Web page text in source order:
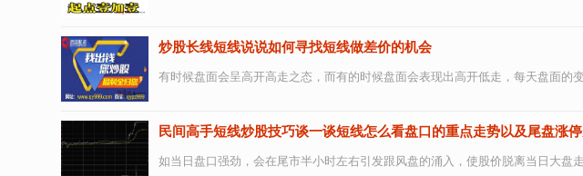
炒股长线短线说说如何寻找短线做差价的机会
有时候盘面会呈高开高走之态，而有的时候盘面会表现出高开低走，每天盘面
民间高手短线炒股技巧谈一谈短线怎么看盘口的重点走势以及尾盘涨
如当日盘口强劲，会在尾市半小时左右引发跟风盘的涌入，使股价脱离当日大